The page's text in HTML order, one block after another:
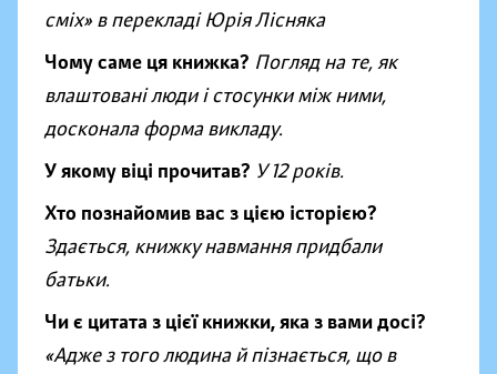
сміх» в перекладі Юрія Лісняка
Чому саме ця книжка? Погляд на те, як
влаштовані люди і стосунки між ними,
досконала форма викладу.
У якому віці прочитав? У 12 років.
Хто познайомив вас з цією історією?
Здається, книжку навмання придбали
батьки.
Чи є цитата з цієї книжки, яка з вами досі?
«Адже з того людина й пізнається, що в